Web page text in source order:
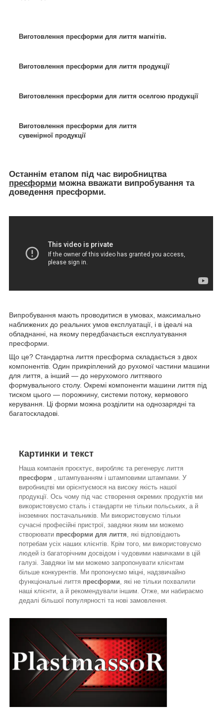
Виготовлення пресформи для лиття магнітів.
Виготовлення пресформи для лиття продукції
Виготовлення пресформи для лиття оселгою продукції
Виготовлення пресформи для лиття
сувенірної продукції
Останнім етапом під час виробництва
пресформи можна вважати випробування та
доведення пресформи.
Випробування мають проводитися в умовах, максимально
наближених до реальних умов експлуатації, і в ідеалі на
обладнанні, на якому передбачається експлуатування
пресформи.
Що це? Стандартна лиття пресформа складається з двох
компонентів. Один прикріплений до рухомої частини машини
для лиття, а інший — до нерухомого литтявого
формувального столу. Окремі компоненти машини лиття під
тиском цього — порожнину, системи потоку, кермового
керування. Ці форми можна розділити на однозарядні та
багатоскладові.
Картинки и текст
Наша компанія проєктує, виробляє та регенерує лиття
пресформ , штампуванням і штамповими штампами. У
виробництві ми орієнтуємося на високу якість нашої
продукції. Ось чому під час створення окремих продуктів ми
використовуємо сталь і стандарти не тільки польських, а й
іноземних постачальників. Ми використовуємо тільки
сучасні професійні пристрої, завдяки яким ми можемо
створювати пресформи для лиття , які відповідають
потребам усіх наших клієнтів. Крім того, ми використовуємо
людей із багаторічним досвідом і чудовими навичками в цій
галузі. Завдяки їм ми можемо запропонувати клієнтам
більше конкурентів. Ми пропонуємо міцні, надзвичайно
функціональні лиття пресформи , які не тільки похвалили
наші клієнти, а й рекомендували іншим. Отже, ми набираємо
дедалі більшої популярності та нові замовлення.